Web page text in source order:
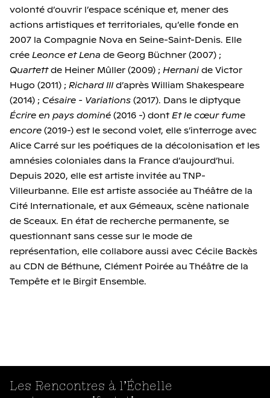
volonté d’ouvrir l’espace scénique et, mener des
actions artistiques et territoriales, qu’elle fonde en
2007 la Compagnie Nova en Seine-Saint-Denis. Elle
crée Leonce et Lena de Georg Büchner (2007) ;
Quartettde Heiner Mûller (2009) ; Hernani de Victor
Hugo (2011) ; Richard III d’après William Shakespeare
(2014) ; Césaire - Variations (2017). Dans le diptyque
Écrire en pays dominé (2016 -) dont Et le cœur fume
encore (2019-) est le second volet, elle s’interroge avec
Alice Carré sur les poétiques de la décolonisation et les
amnésies coloniales dans la France d’aujourd’hui.
Depuis 2020, elle est artiste invitée au TNP-
Villeurbanne. Elle est artiste associée au Théâtre de la
Cité Internationale, et aux Gémeaux, scène nationale
de Sceaux. En état de recherche permanente, se
questionnant sans cesse sur le mode de
représentation, elle collabore aussi avec Cécile Backès
au CDN de Béthune, Clément Poirée au Théâtre de la
Tempête et le Birgit Ensemble.
Les Rencontres à l’Échelle